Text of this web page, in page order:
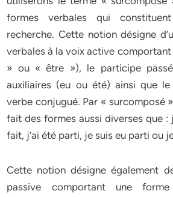
formes verbales qui
recherche. Cette notion désigne
verbales à la voix active
» ou « être »), le participe
auxiliaires (eu ou été) ainsi que
verbe conjugué. Par « surcomposé
fait des formes aussi diverses que :
fait, j’ai été parti, je suis eu parti ou
Cette notion désigne également
passive comportant une